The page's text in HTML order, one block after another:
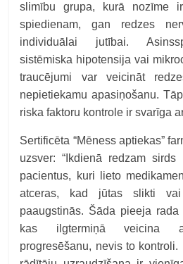
slimību grupa, kurā nozīme
spiedienam, gan redzes
individuālai jutībai.
sistēmiska hipotensija vai
traucējumi var veicināt
nepietiekamu apasiņošanu.
riska faktoru kontrole ir svarīga
Sertificēta “Mēness aptiekas”
uzsver: “ Ikdienā redzam
pacientus, kuri lieto
atceras, kad jūtas slikti vai
paaugstinās. Šāda pieeja rada
kas ilgtermiņā veicina
progresēšanu, nevis to